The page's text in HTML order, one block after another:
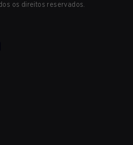
os direitos reservados.